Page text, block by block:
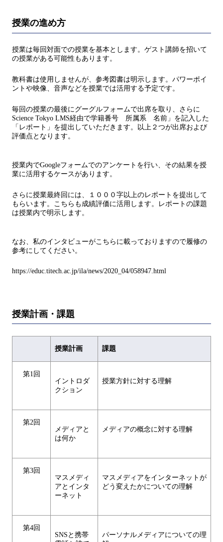
授業の進め方
授業は毎回対面での授業を基本とします。ゲスト講師を招いて
の授業がある可能性もあります。
教科書は使用しませんが、参考図書は明示します。パワーポイ
ントや映像、音声などを授業では活用する予定です。
毎回の授業の最後にグーグルフォームで出席を取り、さらに
Science Tokyo LMS経由で学籍番号 所属系 名前」を記入した
「レポート」を提出していただきます。以上２つが出席および
評価点となります。
授業内でGoogleフォームでのアンケートを行い、その結果を授
業に活用するケースがあります。
さらに授業最終回には、１０００字以上のレポートを提出して
もらいます。こちらも成績評価に活用します。レポートの課題
は授業内で明示します。
なお、私のインタビューがこちらに載っておりますので履修の
参考にしてください。
https://educ.titech.ac.jp/ila/news/2020_04/058947.html
授業計画・課題
授業計画 課題
第1回
イントロダ
クション
授業方針に対する理解
第2回
メディアと
は何か
メディアの概念に対する理解
第3回
マスメディ
アとインタ
ーネット
マスメディアをインターネットが
どう変えたかについての理解
第4回
SNSと携帯
パーソナルメディアについての理